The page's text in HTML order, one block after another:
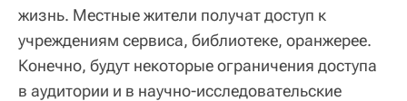
жизнь. Местные жители получат доступ к
учреждениям сервиса, библиотеке, оранжерее.
Конечно, будут некоторые ограничения доступа
в аудитории и в научно-исследовательские